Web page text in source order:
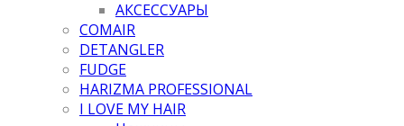
АКСЕССУАРЫ
COMAIR
DETANGLER
FUDGE
HARIZMA PROFESSIONAL
I LOVE MY HAIR